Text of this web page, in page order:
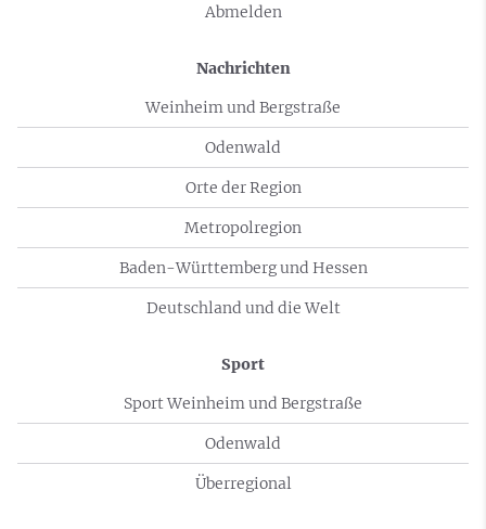
Abmelden
Nachrichten
Weinheim und Bergstraße
Odenwald
Orte der Region
Metropolregion
Baden-Württemberg und Hessen
Deutschland und die Welt
Sport
Sport Weinheim und Bergstraße
Odenwald
Überregional